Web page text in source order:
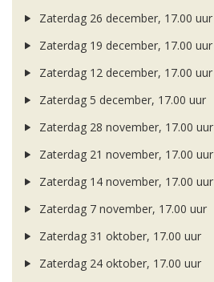
Zaterdag 26 december, 17.00 uur
Zaterdag 19 december, 17.00 uur
Zaterdag 12 december, 17.00 uur
Zaterdag 5 december, 17.00 uur
Zaterdag 28 november, 17.00 uur
Zaterdag 21 november, 17.00 uur
Zaterdag 14 november, 17.00 uur
Zaterdag 7 november, 17.00 uur
Zaterdag 31 oktober, 17.00 uur
Zaterdag 24 oktober, 17.00 uur